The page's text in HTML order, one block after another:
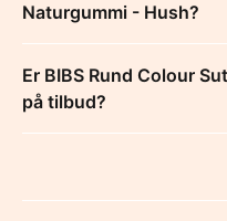
Naturgummi - Hush?
Er BIBS Rund Colour
på tilbud?